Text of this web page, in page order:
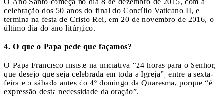
celebração dos 50 anos do final do Concílio Vaticano II, e
termina na festa de Cristo Rei, em 20 de novembro de 2016, o
último dia do ano litúrgico.
4. O que o Papa pede que façamos?
O Papa Francisco insiste na iniciativa “24 horas para o Senhor,
que desejo que seja celebrada em toda a Igreja”, entre a sexta-
feira e o sábado antes do 4º domingo da Quaresma, porque “é
expressão desta necessidade da oração”.